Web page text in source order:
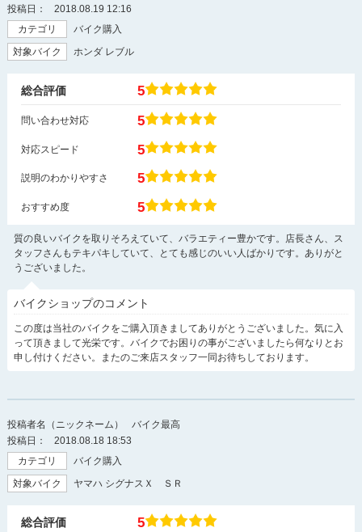
投稿日：
2018.08.19 12:16
カテゴリ
バイク購入
対象バイク
ホンダ レブル
総合評価 5
問い合わせ対応 5
対応スピード 5
説明のわかりやすさ 5
おすすめ度 5
質の良いバイクを取りそろえていて、バラエティー豊かです。店長さん、ス
タッフさんもテキパキしていて、とても感じのいい人ばかりです。ありがと
うございました。
バイクショップのコメント
この度は当社のバイクをご購入頂きましてありがとうございました。気に入
って頂きまして光栄です。バイクでお困りの事がございましたら何なりとお
申し付けください。またのご来店スタッフ一同お待ちしております。
投稿者名（ニックネーム）
バイク最高
投稿日：
2018.08.18 18:53
カテゴリ
バイク購入
対象バイク
ヤマハ シグナスＸ ＳＲ
総合評価 5